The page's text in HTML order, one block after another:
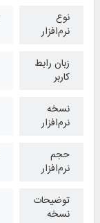
نوع
نرم‌افزار
زبان رابط
کاربر
نسخه
نرم‌افزار
حجم
نرم‌افزار
توضیحات
نسخه